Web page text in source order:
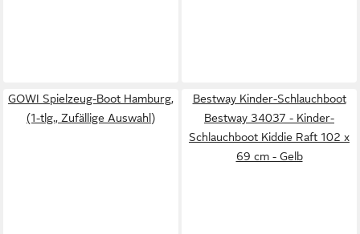
GOWI Spielzeug-Boot Hamburg,
(1-tlg., Zufällige Auswahl)
Bestway Kinder-Schlauchboot
Bestway 34037 - Kinder-
Schlauchboot Kiddie Raft 102 x
69 cm - Gelb